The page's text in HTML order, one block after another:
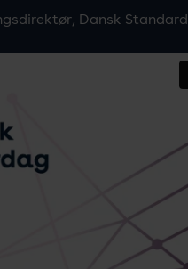
Dansk Standard